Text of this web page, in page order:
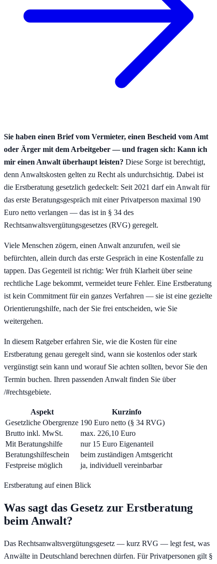
Sie haben einen Brief vom Vermieter, einen Bescheid vom Amt
oder Ärger mit dem Arbeitgeber — und fragen sich: Kann ich
mir einen Anwalt überhaupt leisten? Diese Sorge ist berechtigt,
denn Anwaltskosten gelten zu Recht als undurchsichtig. Dabei ist
die Erstberatung gesetzlich gedeckelt: Seit 2021 darf ein Anwalt für
das erste Beratungsgespräch mit einer Privatperson maximal 190
Euro netto verlangen — das ist in § 34 des
Rechtsanwaltsvergütungsgesetzes (RVG) geregelt.
Viele Menschen zögern, einen Anwalt anzurufen, weil sie
befürchten, allein durch das erste Gespräch in eine Kostenfalle zu
tappen. Das Gegenteil ist richtig: Wer früh Klarheit über seine
rechtliche Lage bekommt, vermeidet teure Fehler. Eine Erstberatung
ist kein Commitment für ein ganzes Verfahren — sie ist eine gezielte
Orientierungshilfe, nach der Sie frei entscheiden, wie Sie
weitergehen.
In diesem Ratgeber erfahren Sie, wie die Kosten für eine
Erstberatung genau geregelt sind, wann sie kostenlos oder stark
vergünstigt sein kann und worauf Sie achten sollten, bevor Sie den
Termin buchen. Ihren passenden Anwalt finden Sie über
/#rechtsgebiete.
Aspekt
Kurzinfo
Gesetzliche Obergrenze 190 Euro netto (§ 34 RVG)
Brutto inkl. MwSt.
max. 226,10 Euro
Mit Beratungshilfe
nur 15 Euro Eigenanteil
Beratungshilfeschein
beim zuständigen Amtsgericht
Festpreise möglich
ja, individuell vereinbarbar
Erstberatung auf einen Blick
Was sagt das Gesetz zur Erstberatung
beim Anwalt?
Das Rechtsanwaltsvergütungsgesetz — kurz RVG — legt fest, was
Anwälte in Deutschland berechnen dürfen. Für Privatpersonen gilt §